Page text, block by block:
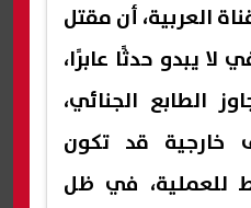
العربية، أن مقتل
لا يبدو حدثًا عابرًا،
الطابع الجنائي،
خارجية قد تكون
للعملية، في ظل